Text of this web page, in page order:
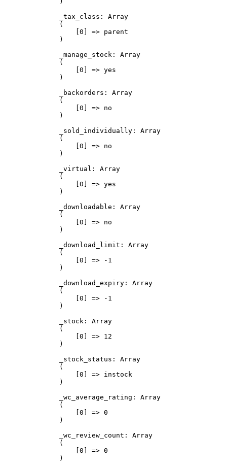
_tax_class: Array
(
    [0] => parent
)
_manage_stock: Array
(
    [0] => yes
)
_backorders: Array
(
    [0] => no
)
_sold_individually: Array
(
    [0] => no
)
_virtual: Array
(
    [0] => yes
)
_downloadable: Array
(
    [0] => no
)
_download_limit: Array
(
    [0] => -1
)
_download_expiry: Array
(
    [0] => -1
)
_stock: Array
(
    [0] => 12
)
_stock_status: Array
(
    [0] => instock
)
_wc_average_rating: Array
(
    [0] => 0
)
_wc_review_count: Array
(
    [0] => 0
)